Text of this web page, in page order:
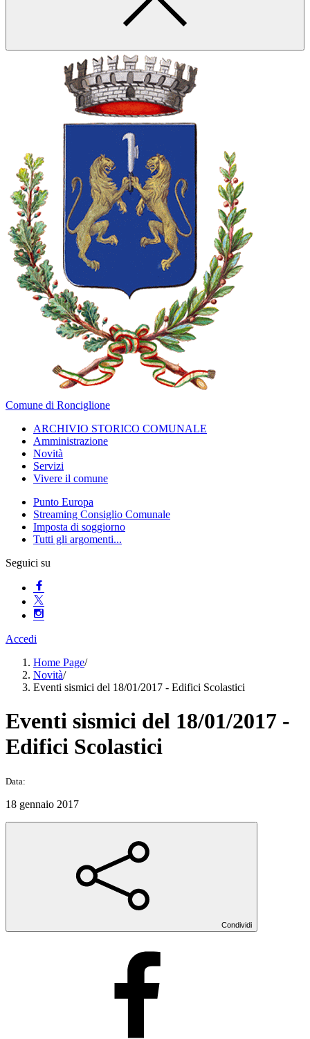
Comune di Ronciglione
ARCHIVIO STORICO COMUNALE
Amministrazione
Novità
Servizi
Vivere il comune
Punto Europa
Streaming Consiglio Comunale
Imposta di soggiorno
Tutti gli argomenti...
Seguici su
Accedi
Home Page/
Novità/
Eventi sismici del 18/01/2017 - Edifici Scolastici
Eventi sismici del 18/01/2017 -
Edifici Scolastici
Data:
18 gennaio 2017
Condividi